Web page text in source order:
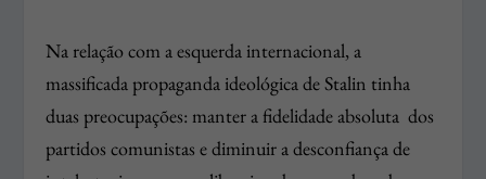
Na relação com a esquerda internacional, a
massificada propaganda ideológica de Stalin tinha
duas preocupações: manter a fidelidade absoluta dos
partidos comunistas e diminuir a desconfiança de